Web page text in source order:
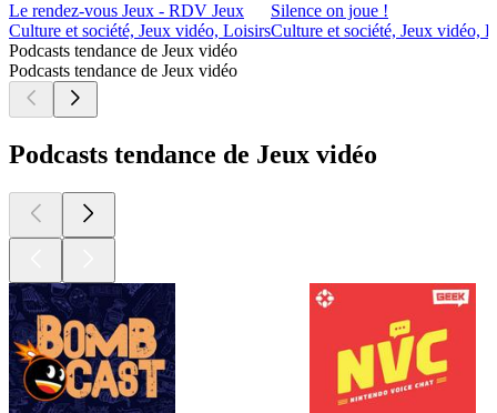
Le rendez-vous Jeux - RDV Jeux
Culture et société, Jeux vidéo, Loisirs
Silence on joue !
Culture et société, Jeux vidéo,
Podcasts tendance de Jeux vidéo
Podcasts tendance de Jeux vidéo
Podcasts tendance de Jeux vidéo